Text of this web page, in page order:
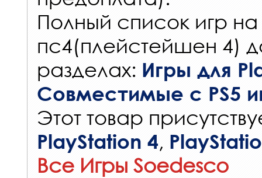
Полный список игр на
пс4(плейстейшен 4)
разделах: Игры для
Совместимые с PS5
Этот товар
PlayStation 4,
Все Игры Soedesco